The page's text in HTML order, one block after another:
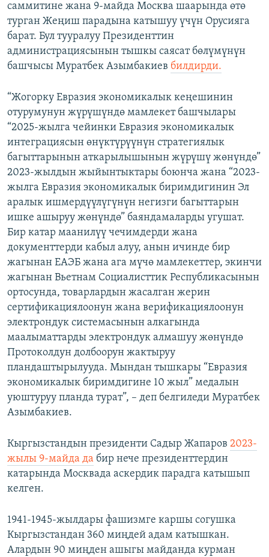
саммитине жана 9-майда Москва шаарында өтө
турган Жеңиш парадына катышуу үчүн Орусияга
барат. Бул тууралуу Президенттин
администрациясынын тышкы саясат бөлүмүнүн
башчысы Муратбек Азымбакиев билдирди.
“Жогорку Евразия экономикалык кеңешинин
отурумунун жүрүшүндө мамлекет башчылары
“2025-жылга чейинки Евразия экономикалык
интеграциясын өнүктүрүүнүн стратегиялык
багыттарынын аткарылышынын жүрүшү жөнүндө”
2023-жылдын жыйынтыктары боюнча жана “2023-
жылга Евразия экономикалык биримдигинин Эл
аралык ишмердүүлүгүнүн негизги багыттарын
ишке ашыруу жөнүндө” баяндамаларды угушат.
Бир катар маанилүү чечимдерди жана
документтерди кабыл алуу, анын ичинде бир
жагынан ЕАЭБ жана ага мүчө мамлекеттер, экинчи
жагынан Вьетнам Социалисттик Республикасынын
ортосунда, товарлардын жасалган жерин
сертификациялоонун жана верификациялоонун
электрондук системасынын алкагында
маалыматтарды электрондук алмашуу жөнүндө
Протоколдун долбоорун жактыруу
пландаштырылууда. Мындан тышкары “Евразия
экономикалык биримдигине 10 жыл” медалын
уюштуруу планда турат”, – деп белгиледи Муратбек
Азымбакиев.
Кыргызстандын президенти Садыр Жапаров 2023-
жылы 9-майда да бир нече президенттердин
катарында Москвада аскердик парадга катышып
келген.
1941-1945-жылдары фашизмге каршы согушка
Кыргызстандан 360 миңдей адам катышкан.
Алардын 90 миңден ашыгы майданда курман